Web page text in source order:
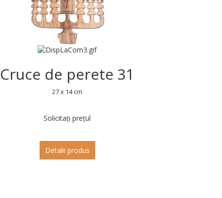
Cruce de perete 31
27 x 14 cm
Solicitați prețul
Detalii produs